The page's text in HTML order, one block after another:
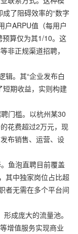
了阻碍效率的“数字
户ARPU值（每用户
算仅为其1/10。这
非正规渠道招聘，
辑。其“企业发布白
短期收益，实则构建
门槛。以杭州某30
花费超过2万元，现
布销售、运营、设
鱼泡直聘目前覆盖
其中独家岗位占比超
者无需在多个平台间
成庞大的流量池。
增值服务实现商业